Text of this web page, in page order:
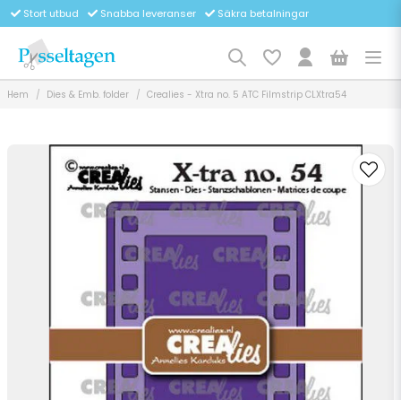
Stort utbud Snabba leveranser Säkra betalningar
Hem Dies & Emb. folder Crealies - Xtra no. 5 ATC Filmstrip CLXtra54